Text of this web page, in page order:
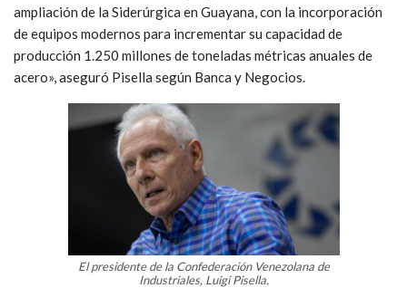
ampliación de la Siderúrgica en Guayana, con la incorporación
de equipos modernos para incrementar su capacidad de
producción 1.250 millones de toneladas métricas anuales de
acero», aseguró Pisella según Banca y Negocios.
El presidente de la Confederación Venezolana de
Industriales, Luigi Pisella.